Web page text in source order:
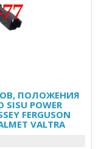
ПОЛОЖЕНИЯ
POWER
FERGUSON
VALTRA